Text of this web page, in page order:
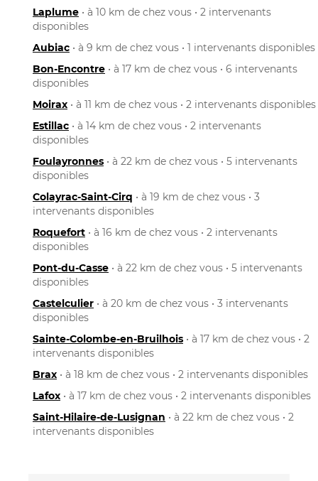
Laplume • à 10 km de chez vous • 2 intervenants
disponibles
Aubiac • à 9 km de chez vous • 1 intervenants disponibles
Bon-Encontre • à 17 km de chez vous • 6 intervenants
disponibles
Moirax • à 11 km de chez vous • 2 intervenants disponibles
Estillac • à 14 km de chez vous • 2 intervenants
disponibles
Foulayronnes • à 22 km de chez vous • 5 intervenants
disponibles
Colayrac-Saint-Cirq • à 19 km de chez vous • 3
intervenants disponibles
Roquefort • à 16 km de chez vous • 2 intervenants
disponibles
Pont-du-Casse • à 22 km de chez vous • 5 intervenants
disponibles
Castelculier • à 20 km de chez vous • 3 intervenants
disponibles
Sainte-Colombe-en-Bruilhois • à 17 km de chez vous • 2
intervenants disponibles
Brax • à 18 km de chez vous • 2 intervenants disponibles
Lafox • à 17 km de chez vous • 2 intervenants disponibles
Saint-Hilaire-de-Lusignan • à 22 km de chez vous • 2
intervenants disponibles